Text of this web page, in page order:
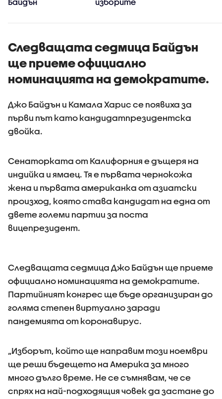
Следващата седмица Байдън
ще приеме официално
номинацията на демократите.
Джо Байдън и Камала Харис се появиха за
първи път като кандидатпрезидентска
двойка.
Сенаторката от Калифорния е дъщеря на
индийка и ямаец. Тя е първата чернокожа
жена и първата американка от азиатски
произход, която става кандидат на една от
двете големи партии за поста
вицепрезидент.
Следващата седмица Джо Байдън ще приеме
официално номинацията на демократите.
Партийният конгрес ще бъде организиран до
голяма степен виртуално заради
пандемията от коронавирус.
„Изборът, който ще направим този ноември
ще реши бъдещето на Америка за много
много дълго време. Не се съмнявам, че се
спрях на най-подходящия човек да застане до